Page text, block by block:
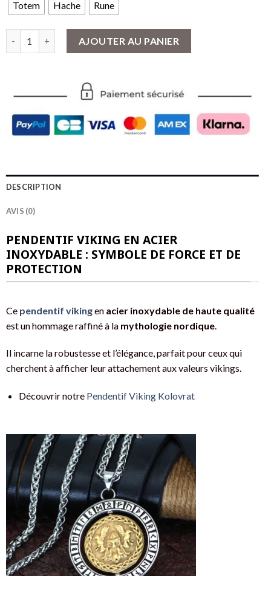
Totem Hache Rune
AJOUTER AU PANIER
DESCRIPTION
AVIS (0)
PENDENTIF VIKING EN ACIER
INOXYDABLE : SYMBOLE DE FORCE ET DE
PROTECTION
Ce pendentif vikingen acier inoxydable de haute qualité
est un hommage raffiné à la mythologie nordique.
Il incarne la robustesse et l’élégance, parfait pour ceux qui
cherchent à afficher leur attachement aux valeurs vikings.
Découvrir notre Pendentif Viking Kolovrat